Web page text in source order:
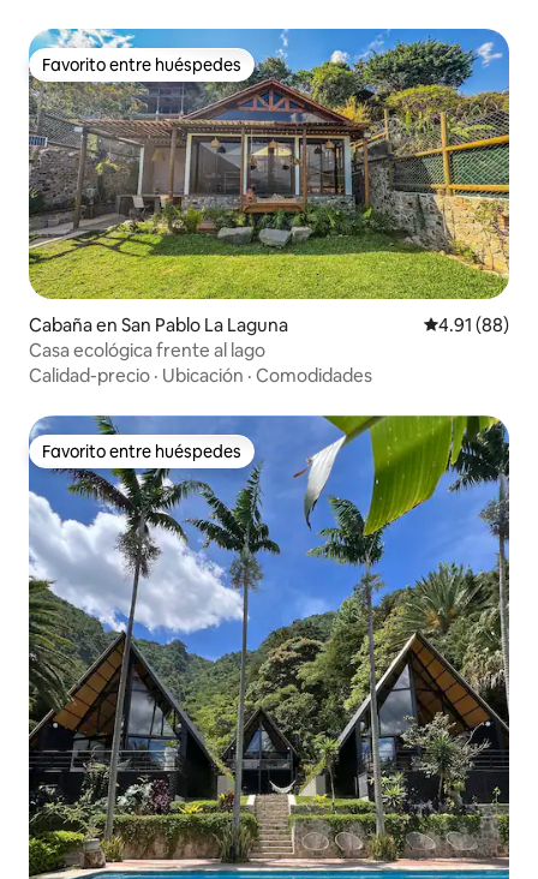
Favorito entre huéspedes
Favorito entre huéspedes
Cabaña en San Pablo La Laguna Calificación
4.91 (88)
Casa ecológica frente al lago
Calidad-precio · Ubicación · Comodidades
Favorito entre huéspedes
Favorito entre huéspedes